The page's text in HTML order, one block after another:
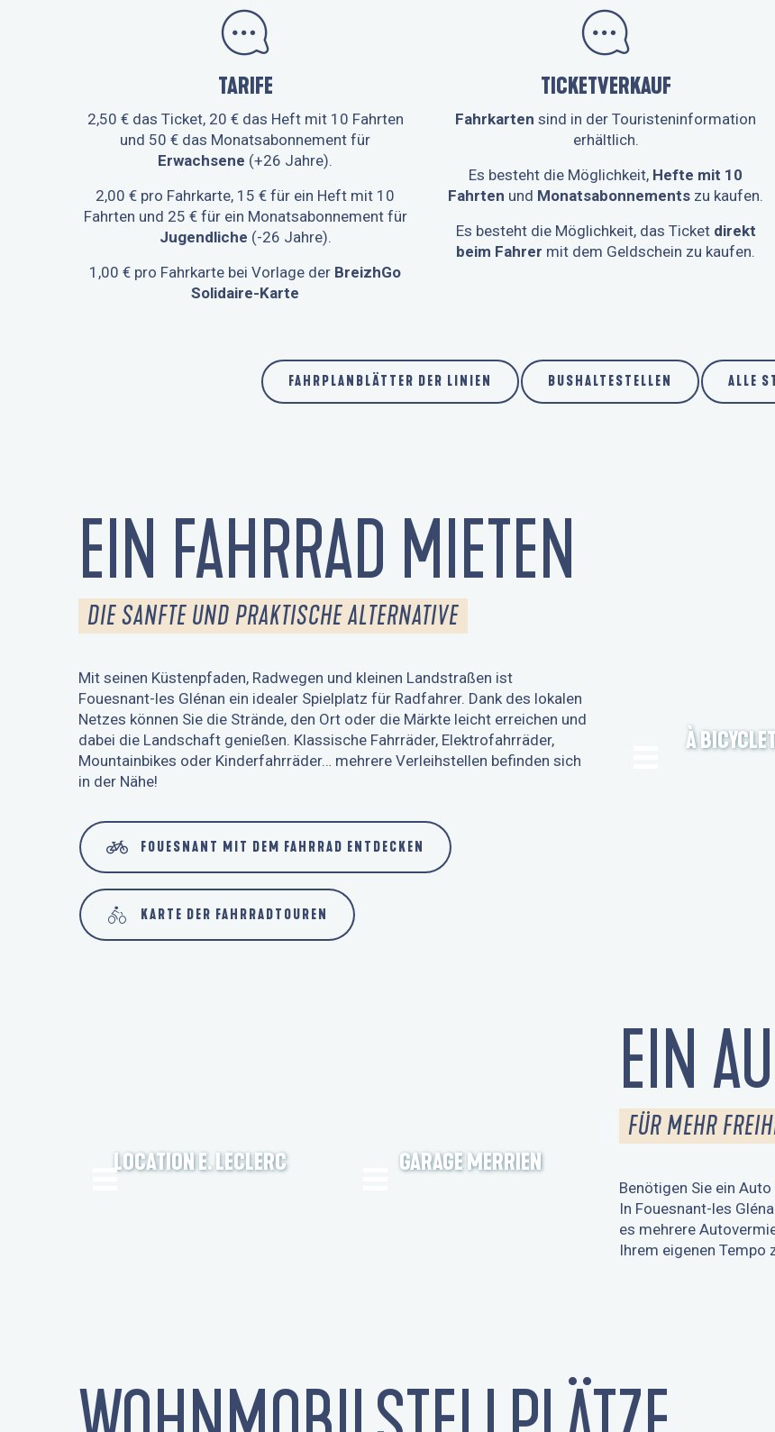
TARIFE
2,50 € das Ticket, 20 € das Heft mit 10 Fahrten
und 50 € das Monatsabonnement für
Erwachsene (+26 Jahre).
2,00 € pro Fahrkarte, 15 € für ein Heft mit 10
Fahrten und 25 € für ein Monatsabonnement für
Jugendliche (-26 Jahre).
1,00 € pro Fahrkarte bei Vorlage der BreizhGo
Solidaire-Karte
TICKETVERKAUF
Fahrkarten sind in der Touristeninformation
erhältlich.
Es besteht die Möglichkeit, Hefte mit 10
Fahrten und Monatsabonnements zu kaufen.
Es besteht die Möglichkeit, das Ticket direkt
beim Fahrer mit dem Geldschein zu kaufen.
FAHRPLANBLÄTTER DER LINIEN BUSHALTESTELLEN ALLE
EIN FAHRRAD MIETEN
DIE SANFTE UND PRAKTISCHE ALTERNATIVE
Mit seinen Küstenpfaden, Radwegen und kleinen Landstraßen ist
Fouesnant-les Glénan ein idealer Spielplatz für Radfahrer. Dank des lokalen
Netzes können Sie die Strände, den Ort oder die Märkte leicht erreichen und
dabei die Landschaft genießen. Klassische Fahrräder, Elektrofahrräder,
Mountainbikes oder Kinderfahrräder… mehrere Verleihstellen befinden sich
in der Nähe!
FOUESNANT MIT DEM FAHRRAD ENTDECKEN
KARTE DER FAHRRADTOUREN
À
LOCATION E. LECLERC GARAGE MERRIEN
EIN
FÜR MEHR
Benötigen Sie ein
In Fouesnant-les
es mehrere
Ihrem eigenen Tempo